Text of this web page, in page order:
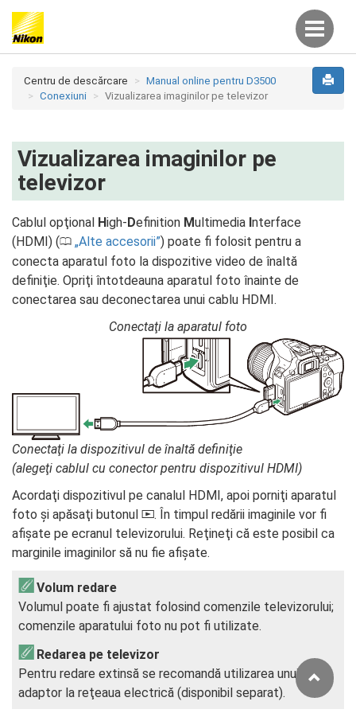
Centru de descărcare
Manual online pentru D3500
Conexiuni
Vizualizarea imaginilor pe televizor
Vizualizarea imaginilor pe
televizor
Cablul opţional High-Definition Multimedia Interface
(HDMI) (0 Alte accesorii ) poate fi folosit pentru a
conecta aparatul foto la dispozitive video de înaltă
definiţie. Opriţi întotdeauna aparatul foto înainte de
conectarea sau deconectarea unui cablu HDMI.
Conectaţi la aparatul foto
Conectaţi la dispozitivul de înaltă definiţie
(alegeţi cablul cu conector pentru dispozitivul HDMI)
Acordaţi dispozitivul pe canalul HDMI, apoi porniţi aparatul
foto şi apăsaţi butonul K. În timpul redării imaginile vor fi
afişate pe ecranul televizorului. Reţineţi că este posibil ca
marginile imaginilor să nu fie afişate.
Volum redare
Volumul poate fi ajustat folosind comenzile televizorului;
comenzile aparatului foto nu pot fi utilizate.
Redarea pe televizor
Pentru redare extinsă se recomandă utilizarea unui
adaptor la reţeaua electrică (disponibil separat).